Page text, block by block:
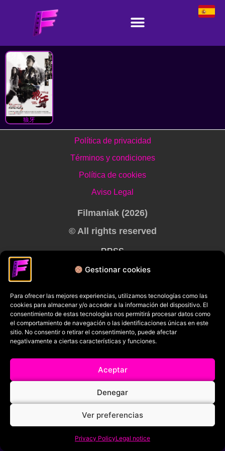
Gestionar cookies
Para ofrecer las mejores experiencias, utilizamos tecnologías como las
cookies para almacenar y/o acceder a la información del dispositivo. El
consentimiento de estas tecnologías nos permitirá procesar datos como
el comportamiento de navegación o las identificaciones únicas en este
sitio. No consentir o retirar el consentimiento, puede afectar
negativamente a ciertas características y funciones.
Aceptar
Denegar
Ver preferencias
Privacy PolicyLegal notice
狼牙
Política de privacidad
Términos y condiciones
Política de cookies
Aviso Legal
Filmaniak (2026)
© All rights reserved
RRSS